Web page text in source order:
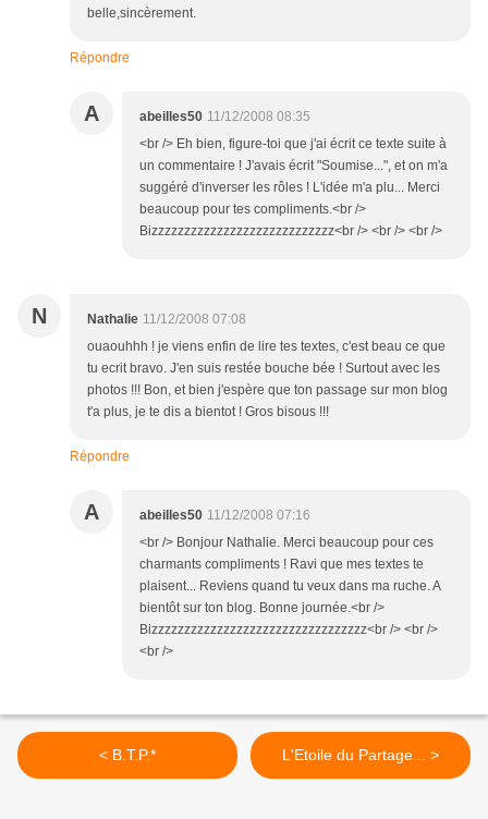
belle,sincèrement.
Répondre
A abeilles50 11/12/2008 08:35
<br /> Eh bien, figure-toi que j'ai écrit ce texte suite à
un commentaire ! J'avais écrit "Soumise...", et on m'a
suggéré d'inverser les rôles ! L'idée m'a plu... Merci
beaucoup pour tes compliments.<br />
Bizzzzzzzzzzzzzzzzzzzzzzzzzzzz<br /> <br /> <br />
N Nathalie 11/12/2008 07:08
ouaouhhh ! je viens enfin de lire tes textes, c'est beau ce que
tu ecrit bravo. J'en suis restée bouche bée ! Surtout avec les
photos !!! Bon, et bien j'espère que ton passage sur mon blog
t'a plus, je te dis a bientot ! Gros bisous !!!
Répondre
A abeilles50 11/12/2008 07:16
<br /> Bonjour Nathalie. Merci beaucoup pour ces
charmants compliments ! Ravi que mes textes te
plaisent... Reviens quand tu veux dans ma ruche. A
bientôt sur ton blog. Bonne journée.<br />
Bizzzzzzzzzzzzzzzzzzzzzzzzzzzzzzzzz<br /> <br />
<br />
< B.T.P.* L'Etoile du Partage... >